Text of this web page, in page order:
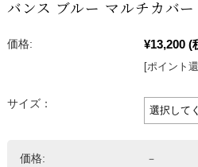
バンス ブルー マルチカバ
価格: ¥13,200 (
[ポイント
サイズ：
価格: －